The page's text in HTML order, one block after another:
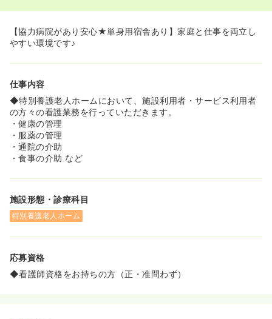
【協力病院があり安心★単身用宿舎あり】家庭と仕事を両立し
やすい環境です♪
仕事内容
◆特別養護老人ホームにおいて、施設利用者・サービス利用者
の方々の看護業務を行っていただきます。
・健康の管理
・服薬の管理
・通院の介助
・食事の介助 など
施設形態・診療科目
特別養護老人ホーム
応募資格
◆看護師資格をお持ちの方（正・准問わず）